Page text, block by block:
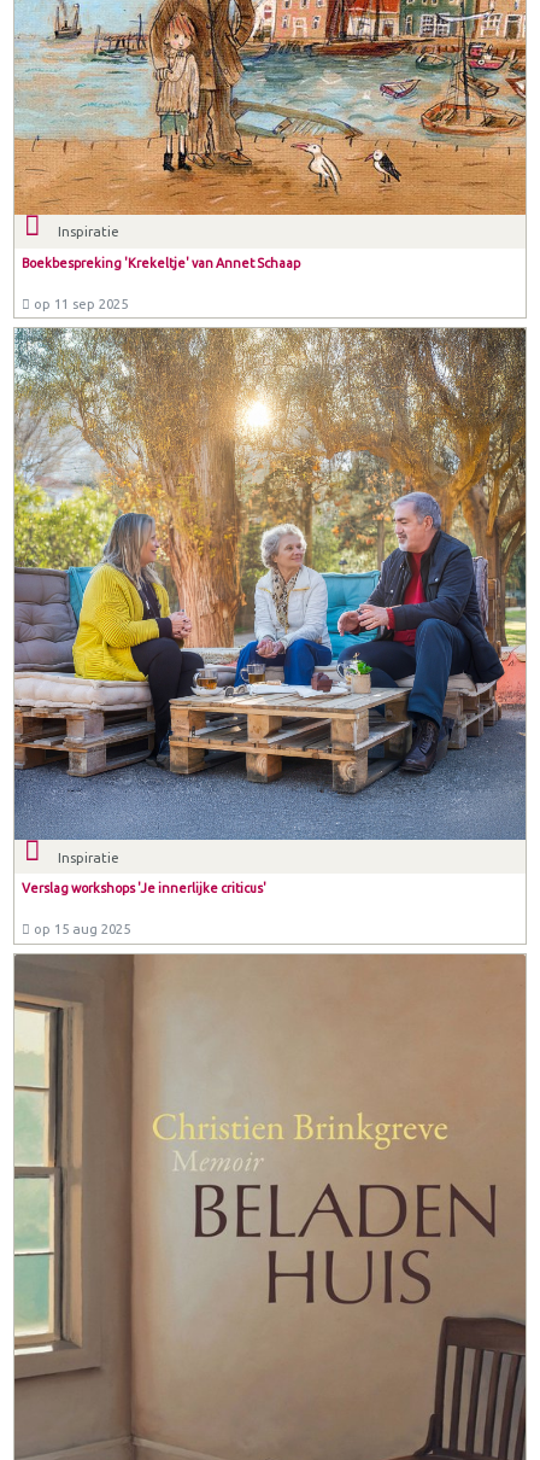
Inspiratie
Boekbespreking 'Krekeltje' van Annet Schaap
op 11 sep 2025
Inspiratie
Verslag workshops 'Je innerlijke criticus'
op 15 aug 2025